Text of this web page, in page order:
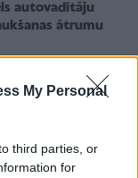
My Personal
third parties, or
for
autovadītāju
ātrumu